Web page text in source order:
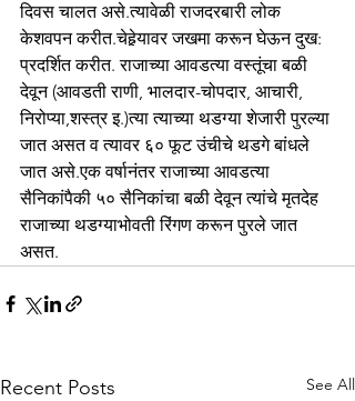
दिवस चालत असे.त्यावेळी राजदरबारी लोक
केशवपन करीत.चेहेर्‍यावर जखमा करून घेऊन दुख:
प्रदर्शित करीत. राजाच्या आवडत्या वस्तूंचा बळी
देवून (आवडती राणी, भालदार-चोपदार, आचारी,
निरोप्या,शस्त्र इ.)त्या त्याच्या थडग्या शेजारी पुरल्या
जात असत व त्यावर ६० फूट उंचीचे थडगे बांधले
जात असे.एक वर्षानंतर राजाच्या आवडत्या
सैनिकांपैकी ५० सैनिकांचा बळी देवून त्यांचे मृतदेह
राजाच्या थडग्याभोवती रिंगण करून पुरले जात
असत.
Recent Posts See All